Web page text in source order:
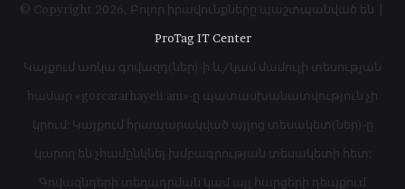
© Copyright 2026, Բոլոր իրավունքները պաշտպանված են |
ProTag IT Center
Կայքում առկա գովազդ(ներ)-ի և/կամ մամուլի տեսության
համար «gorcararhayeli.am»-ը պատասխանատվություն չի
կրում: Կայքում հրապարակված այլոց տեսակետ(ներ)-ը
կարող են չհամընկնել խմբագրության տեսակետի հետ:
Գովազնդերի տեղադրման կամ այլ հարցերի դեպքում